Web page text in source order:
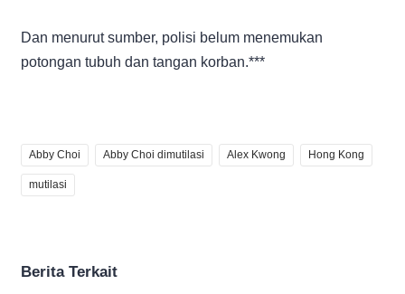
Dan menurut sumber, polisi belum menemukan
potongan tubuh dan tangan korban.***
Abby Choi Abby Choi dimutilasi Alex Kwong Hong Kong
mutilasi
Berita Terkait